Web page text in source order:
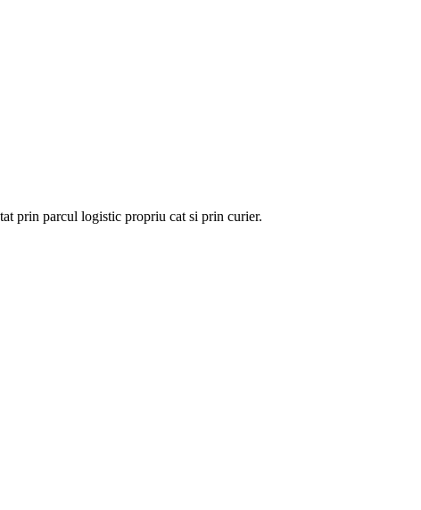
prin parcul logistic propriu cat si prin curier.